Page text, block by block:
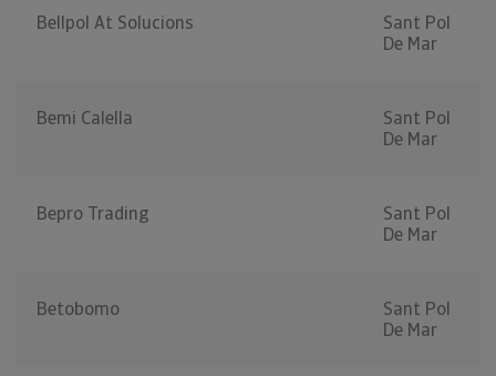
Bellpol At Solucions
Sant Pol
De Mar
Bemi Calella
Sant Pol
De Mar
Bepro Trading
Sant Pol
De Mar
Betobomo
Sant Pol
De Mar